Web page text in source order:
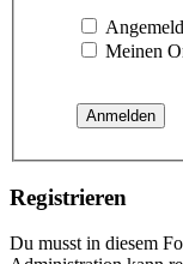
Meinen
Registrieren
Du musst in diesem